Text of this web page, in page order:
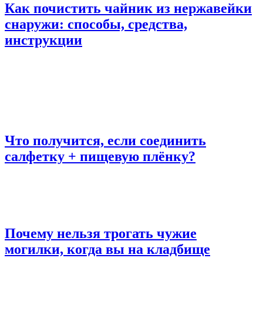
Как почистить чайник из нержавейки
снаружи: способы, средства,
инструкции
Что получится, если соединить
салфетку + пищевую плёнку?
Почему нельзя трогать чужие
могилки, когда вы на кладбище